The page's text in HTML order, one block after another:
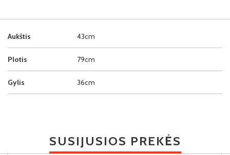
Aukštis 43cm
Plotis 79cm
Gylis 36cm
SUSIJUSIOS PREKĖS